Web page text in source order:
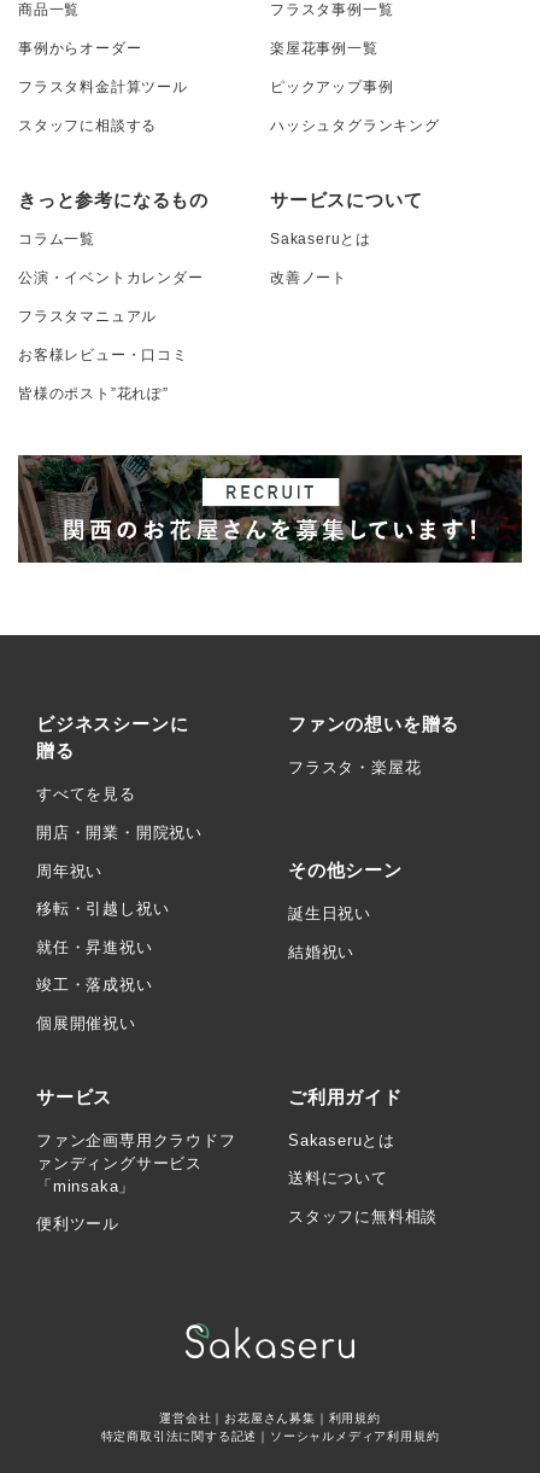
商品一覧
事例からオーダー
フラスタ料金計算ツール
スタッフに相談する
フラスタ事例一覧
楽屋花事例一覧
ピックアップ事例
ハッシュタグランキング
きっと参考になるもの
コラム一覧
公演・イベントカレンダー
フラスタマニュアル
お客様レビュー・口コミ
皆様のポスト”花れぽ”
サービスについて
Sakaseruとは
改善ノート
ビジネスシーンに
贈る
すべてを見る
開店・開業・開院祝い
周年祝い
移転・引越し祝い
就任・昇進祝い
竣工・落成祝い
個展開催祝い
ファンの想いを贈る
フラスタ・楽屋花
その他シーン
誕生日祝い
結婚祝い
サービス
ファン企画専用クラウドフ
ァンディングサービス
「minsaka」
便利ツール
ご利用ガイド
Sakaseruとは
送料について
スタッフに無料相談
運営会社 ｜お花屋さん募集
利用規約
特定商取引法に関する記述
ソーシャルメディア利用規約